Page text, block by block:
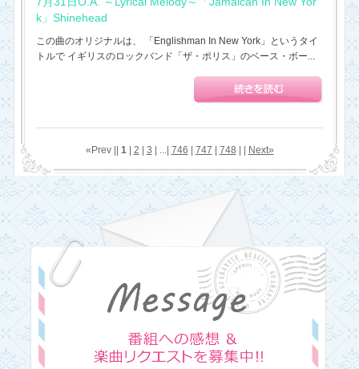
k」Shinehead
この曲のオリジナルは、 「Englishman In New York」というタイ
トルで イギリスのロックバンド「ザ・ポリス」のベース・ボー...
«Prev || 1| 2 3 | ...| 746 747 748 Next»